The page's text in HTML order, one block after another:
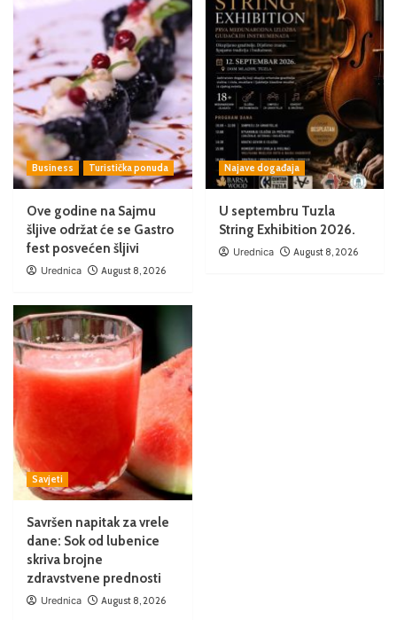
Business Turistička ponuda
Ove godine na Sajmu
šljive održat će se Gastro
fest posvećen šljivi
Urednica August 8, 2026
Najave događaja
U septembru Tuzla
String Exhibition 2026.
Urednica August 8, 2026
Savjeti
Savršen napitak za vrele
dane: Sok od lubenice
skriva brojne
zdravstvene prednosti
Urednica August 8, 2026